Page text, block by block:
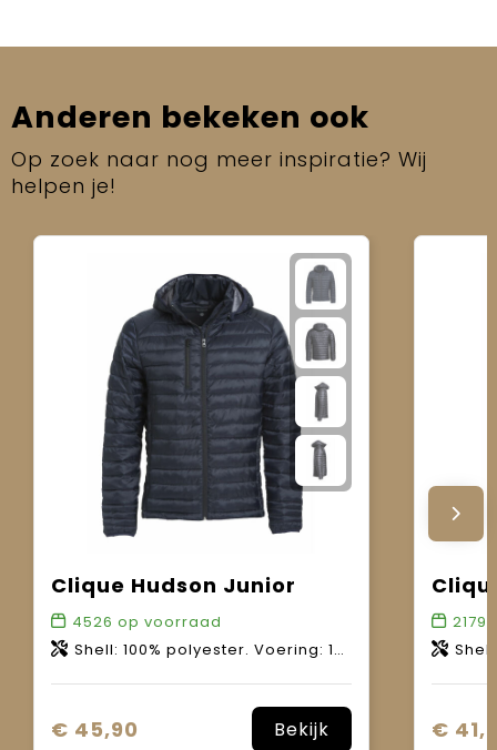
Anderen bekeken ook
Op zoek naar nog meer inspiratie? Wij
helpen je!
Clique Hudson Junior
4526 op voorraad
Shell: 100% polyester. Voering: 100% polyester. Wattering: 100% polyester.
€ 45,90 Bekijk
2179
Shell 1: 100%
€